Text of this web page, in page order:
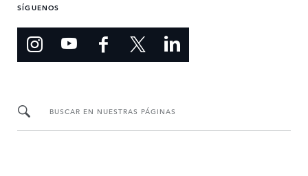
SÍGUENOS
BUSCAR EN NUESTRAS PÁGINAS